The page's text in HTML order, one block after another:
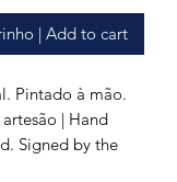
| Add to cart
Pintado à mão.
| Hand
Signed by the